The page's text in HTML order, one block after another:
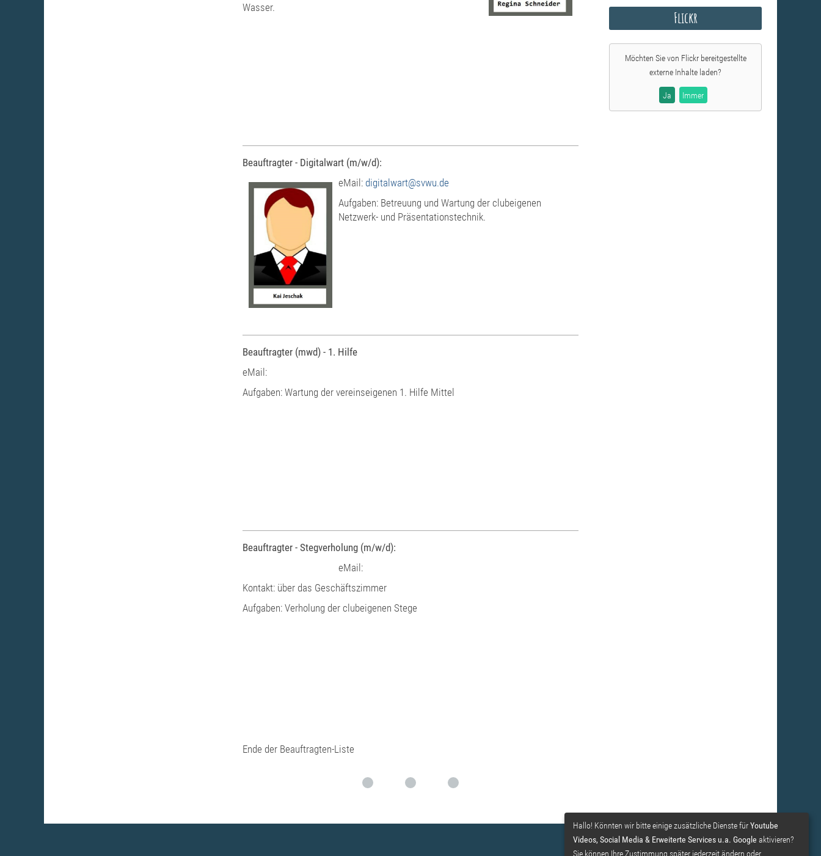
Wasser.
Beauftragter - Digitalwart (m/w/d):
eMail: digitalwart@svwu.de
Aufgaben: Betreuung und Wartung der clubeigenen
Netzwerk- und Präsentationstechnik.
Beauftragter (mwd) - 1. Hilfe
eMail:
Aufgaben: Wartung der vereinseigenen 1. Hilfe Mittel
Beauftragter - Stegverholung (m/w/d):
eMail:
Kontakt: über das Geschäftszimmer
Aufgaben: Verholung der clubeigenen Stege
Ende der Beauftragten-Liste
Flickr
Möchten Sie von Flickrbereitgestellte
externe Inhalte laden?
Ja Immer
Powered by CMSimple| Template:ge-webdesign.de|Login
Hallo! Könnten wir bitte einige zusätzliche Dienste fürYoutube
Videos, Social Media & Erweiterte Services u.a. Google aktivieren?
Sie können Ihre Zustimmung später jederzeit ändern oder